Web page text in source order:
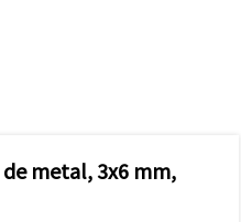
metal, 3x6 mm,